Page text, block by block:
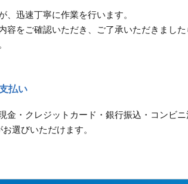
、迅速丁寧に作業を行います。
容をご確認いただき、ご了承いただきました
払い
金・クレジットカード・銀行振込・コンビニ
選びいただけます。